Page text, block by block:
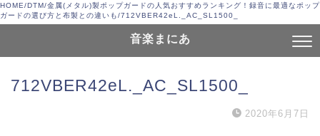
HOME/DTM/金属(メタル)製ポップガードの人気おすすめランキング！録音に最適なポップ
ガードの選び方と布製との違いも/712VBER42eL._AC_SL1500_
音楽まにあ
712VBER42eL._AC_SL1500_
2020年6月7日